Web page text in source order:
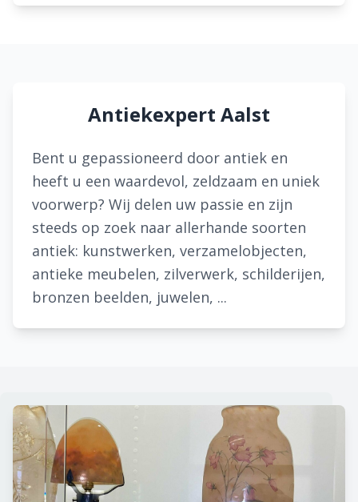
Antiekexpert Aalst
Bent u gepassioneerd door antiek en
heeft u een waardevol, zeldzaam en uniek
voorwerp? Wij delen uw passie en zijn
steeds op zoek naar allerhande soorten
antiek: kunstwerken, verzamelobjecten,
antieke meubelen, zilverwerk, schilderijen,
bronzen beelden, juwelen, ...